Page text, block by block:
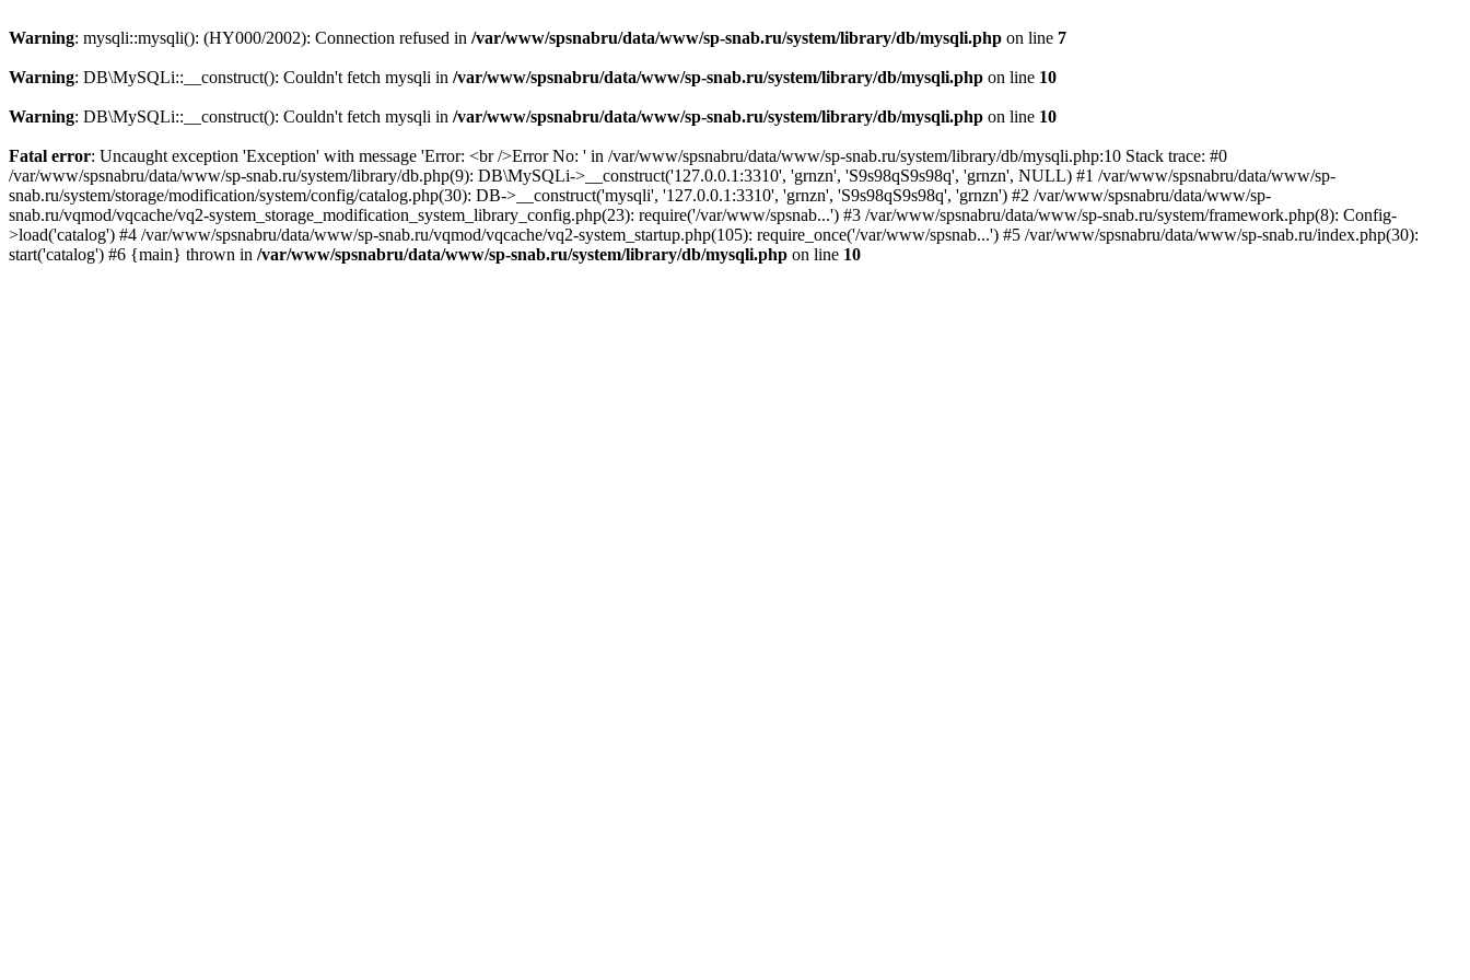
Warning: mysqli::mysqli(): (HY000/2002): Connection refused in /var/www/spsnabru/data/www/sp-snab.ru/system/library/db/mysqli.php on line 7
Warning: DB\MySQLi::__construct(): Couldn't fetch mysqli in /var/www/spsnabru/data/www/sp-snab.ru/system/library/db/mysqli.php on line 10
Warning: DB\MySQLi::__construct(): Couldn't fetch mysqli in /var/www/spsnabru/data/www/sp-snab.ru/system/library/db/mysqli.php on line 10
Fatal error: Uncaught exception 'Exception' with message 'Error: <br />Error No: ' in /var/www/spsnabru/data/www/sp-snab.ru/system/library/db/mysqli.php:10 Stack trace: #0
/var/www/spsnabru/data/www/sp-snab.ru/system/library/db.php(9): DB\MySQLi->__construct('127.0.0.1:3310', 'grnzn', 'S9s98qS9s98q', 'grnzn', NULL) #1 /var/www/spsnabru/data/www/sp-
snab.ru/system/storage/modification/system/config/catalog.php(30): DB->__construct('mysqli', '127.0.0.1:3310', 'grnzn', 'S9s98qS9s98q', 'grnzn') #2 /var/www/spsnabru/data/www/sp-
snab.ru/vqmod/vqcache/vq2-system_storage_modification_system_library_config.php(23): require('/var/www/spsnab...') #3 /var/www/spsnabru/data/www/sp-snab.ru/system/framework.php(8): Config-
>load('catalog') #4 /var/www/spsnabru/data/www/sp-snab.ru/vqmod/vqcache/vq2-system_startup.php(105): require_once('/var/www/spsnab...') #5 /var/www/spsnabru/data/www/sp-snab.ru/index.php(30):
start('catalog') #6 {main} thrown in /var/www/spsnabru/data/www/sp-snab.ru/system/library/db/mysqli.php on line 10